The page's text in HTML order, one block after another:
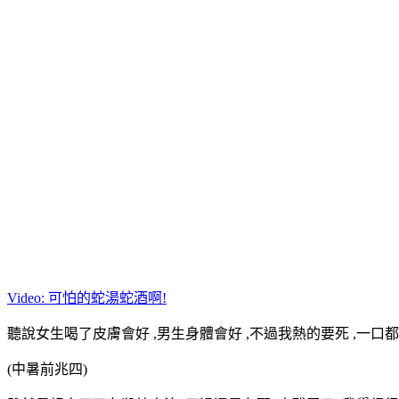
Video: 可怕的蛇湯蛇酒啊!
聽說女生喝了皮膚會好 ,男生身體會好 ,不過我熱的要死 ,一口
(中暑前兆四)